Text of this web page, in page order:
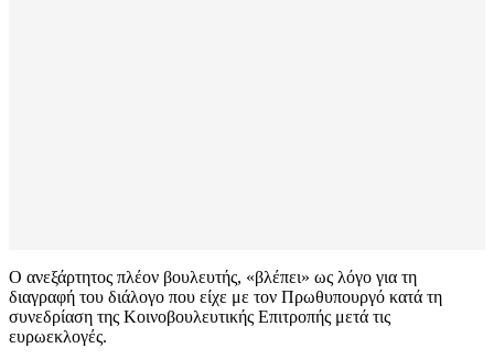
Ο ανεξάρτητος πλέον βουλευτής, «βλέπει» ως λόγο για τη
διαγραφή του διάλογο που είχε με τον Πρωθυπουργό κατά τη
συνεδρίαση της Κοινοβουλευτικής Επιτροπής μετά τις
ευρωεκλογές.